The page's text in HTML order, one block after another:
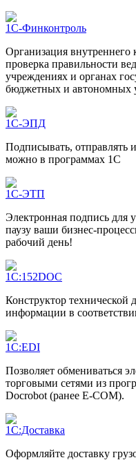
1С-Финконтроль
Организация внутреннего
проверка правильности
учреждениях и органах
бюджетных и автономных
1С-ЭПД
Подписывать, отправлять
можно в программах 1С
1С-ЭТП
Электронная подпись для
паузу ваши бизнес-
рабочий день!
1С:152DOC
Конструктор технической
информации в
1С:EDI
Позволяет обмениваться
торговыми сетями из
Docrobot (ранее E-COM).
1С:Доставка
Оформляйте доставку